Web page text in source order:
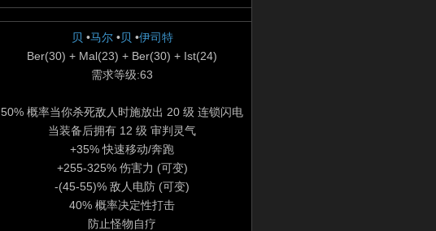
贝 •马尔•贝 •伊司特
Ber(30) + Mal(23) + Ber(30) + Ist(24)
需求等级:63
50% 概率当你杀死敌人时施放出 20 级 连锁闪电
当装备后拥有 12 级 审判灵气
+35% 快速移动/奔跑
+255-325% 伤害力 (可变)
-(45-55)% 敌人电防 (可变)
40% 概率决定性打击
防止怪物自疗